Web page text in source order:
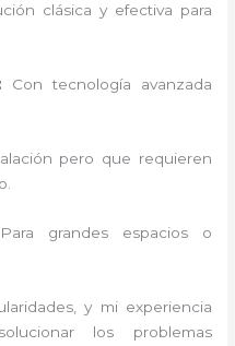
clásica y efectiva para
Con tecnología avanzada
pero que requieren
grandes espacios o
y mi experiencia
los problemas